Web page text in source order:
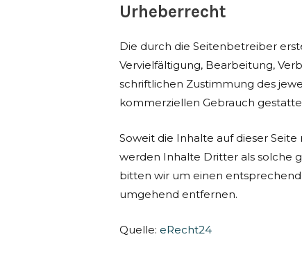
Urheberrecht
Die durch die Seitenbetreiber
Vervielfältigung, Bearbeitung,
schriftlichen Zustimmung des
kommerziellen Gebrauch
Soweit die Inhalte auf dieser
werden Inhalte Dritter als solche
bitten wir um einen
umgehend entfernen.
Quelle: eRecht24